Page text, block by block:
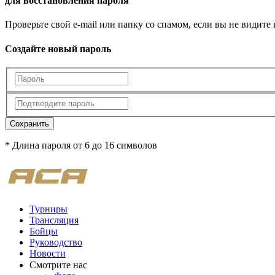
Проверьте свой e-mail или папку со спамом, если вы не видите
Создайте новый пароль
Сохранить
* Длина пароля от 6 до 16 символов
Турниры
Трансляция
Бойцы
Руководство
Новости
Смотрите нас